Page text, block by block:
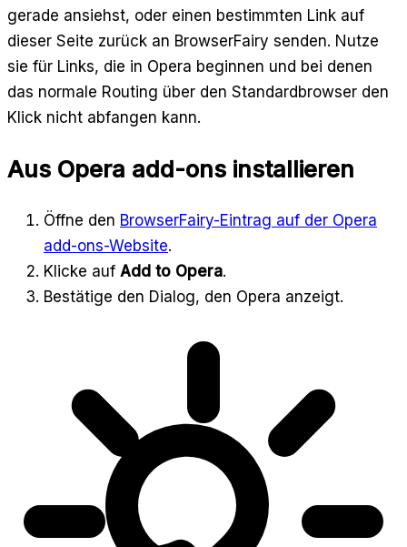
gerade ansiehst, oder einen bestimmten Link auf
dieser Seite zurück an BrowserFairy senden. Nutze
sie für Links, die in Opera beginnen und bei denen
das normale Routing über den Standardbrowser den
Klick nicht abfangen kann.
Aus Opera add-ons installieren
Öffne den BrowserFairy-Eintrag auf der Opera
add-ons-Website.
Klicke auf Add to Opera.
Bestätige den Dialog, den Opera anzeigt.